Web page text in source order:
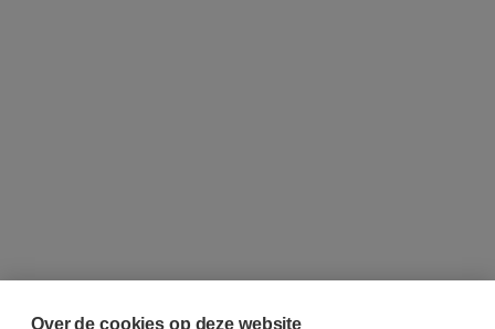
Over de cookies op deze website